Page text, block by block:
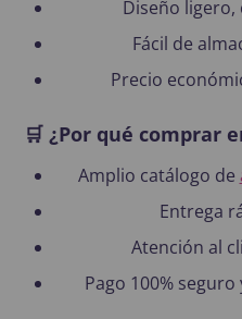
Diseño
Fácil de
Precio
🛒 ¿Por qué comprar
Amplio catálogo de
Entrega
Atención al
Pago 100%